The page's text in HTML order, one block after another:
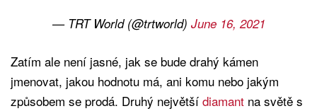
— TRT World (@trtworld) June 16, 2021
Zatím ale není jasné, jak se bude drahý kámen
jmenovat, jakou hodnotu má, ani komu nebo jakým
způsobem se prodá. Druhý největší diamant na světě s